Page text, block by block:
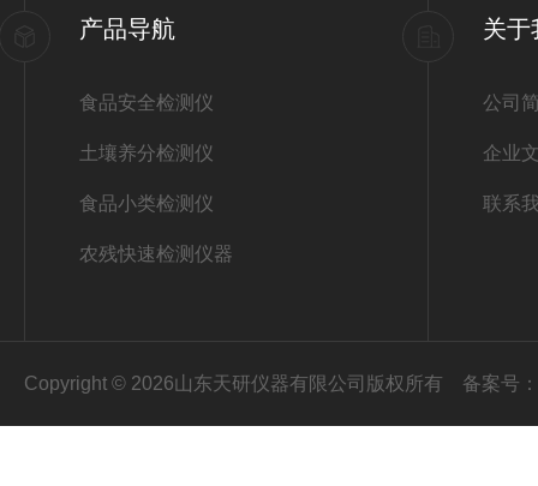
产品导航
食品安全检测仪
土壤养分检测仪
食品小类检测仪
农残快速检测仪器
关于
公司
企业
联系
Copyright © 2026山东天研仪器有限公司版权所有 备案号